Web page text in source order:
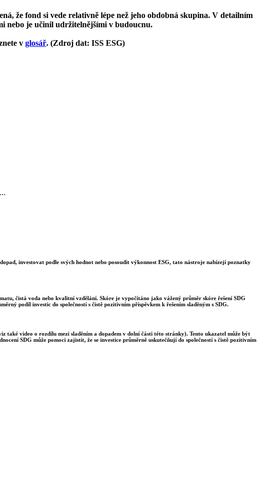
že fond si vede relativně lépe než jeho obdobná skupina. V detailním
nebo je učinil udržitelnějšími v budoucnu.
v glosář. (Zdroj dat: ISS ESG)
investovat podle svých hodnot nebo posoudit výkonnost ESG, tato nástroje nabízejí poznatky
čistá voda nebo kvalitní vzdělání. Skóre je vypočítáno jako vážený průměr skóre řešení SDG
podíl investic do společností s čistě pozitivním příspěvkem k řešením sladěným s SDG.
také video o rozdílu mezi sladěním a dopadem v dolní části této stránky). Tento ukazatel může být
SDG může pomoci zajistit, že se investice průměrně uskutečňují do společností s čistě pozitivním